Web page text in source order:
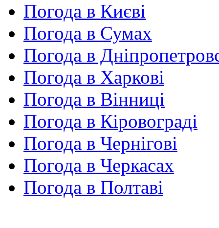
Погода в Києві
Погода в Сумах
Погода в
Погода в Харкові
Погода в Вінниці
Погода в Кіровограді
Погода в Чернігові
Погода в Черкасах
Погода в Полтаві